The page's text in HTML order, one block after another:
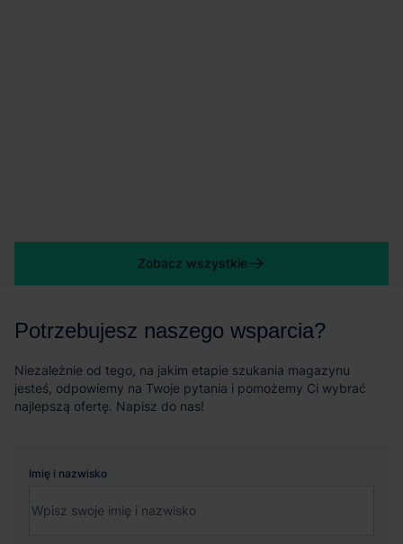
Zobacz wszystkie
Potrzebujesz naszego wsparcia?
Niezależnie od tego, na jakim etapie szukania magazynu
jesteś, odpowiemy na Twoje pytania i pomożemy Ci wybrać
najlepszą ofertę. Napisz do nas!
Imię i nazwisko